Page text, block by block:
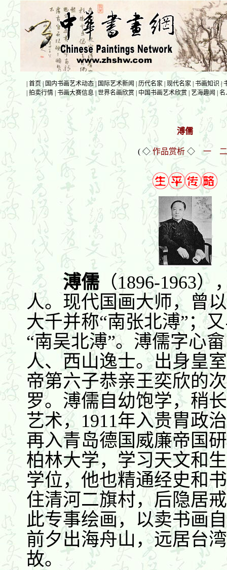
首页| 国内书画艺术动态| 国际艺术新闻 历代名家 现代名家 书画知识|
拍卖行情 书画大赛信息 世界名画欣赏 中国书画艺术欣赏 艺海趣闻 名
溥儒
( ◇作品赏析 ◇一 二
溥儒（1896-1963）
人。现代国画大师，曾
大千并称“南张北溥”；
“南吴北溥”。溥儒字心
人、西山逸士。出身皇
帝第六子恭亲王奕欣的
罗。溥儒自幼饱学，稍
艺术，1911年入贵胄政
再入青岛德国威廉帝国
柏林大学，学习天文和
学位，他也精通经史和
住清河二旗村，后隐居
此专事绘画，以卖书画
前夕出海舟山，远居台
故。